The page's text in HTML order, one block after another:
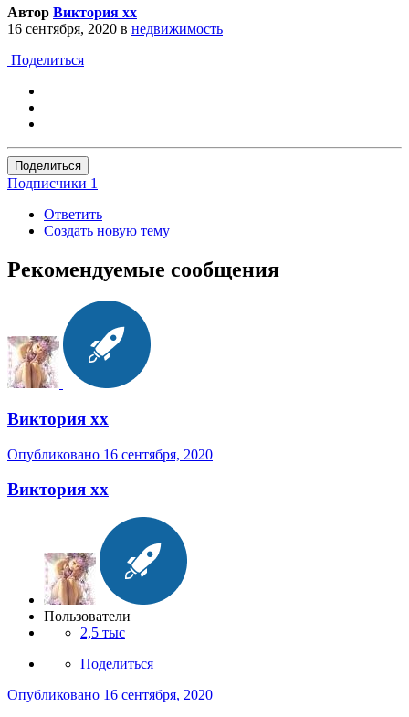
Автор Виктория хх
16 сентября, 2020 в недвижимость
Поделиться
Поделиться
Подписчики 1
Ответить
Создать новую тему
Рекомендуемые сообщения
Виктория хх
Опубликовано 16 сентября, 2020
Виктория хх
Пользователи
2,5 тыс
Поделиться
Опубликовано 16 сентября, 2020